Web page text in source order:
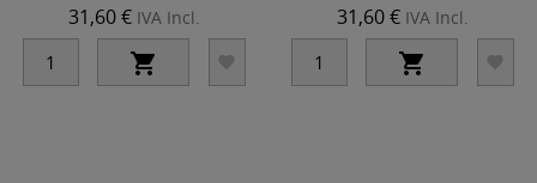
31,60 € IVA Incl.
 
31,60 € IVA Incl.
 